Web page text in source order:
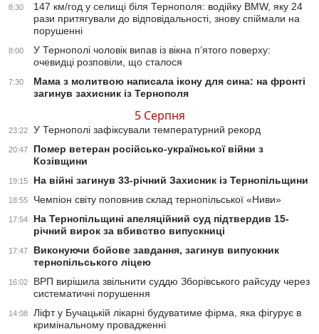
8:30
147 км/год у селищі біля Тернополя: водійку BMW, яку 24
рази притягували до відповідальності, знову спіймали на
порушенні
8:00
У Тернополі чоловік випав із вікна п’ятого поверху:
очевидці розповіли, що сталося
7:30
Мама з молитвою написала ікону для сина: на фронті
загинув захисник із Тернополя
5 Серпня
23:22 У Тернополі зафіксували температурний рекорд
20:47
Помер ветеран російсько-української війни з
Козівщини
19:15 На війні загинув 33-річний Захисник із Тернопільщини
18:55 Чемпіон світу поповнив склад тернопільської «Ниви»
17:54
На Тернопільщині апеляційний суд підтвердив 15-
річний вирок за вбивство випускниці
17:47
Виконуючи бойове завдання, загинув випускник
тернопільського ліцею
16:02
ВРП вирішила звільнити суддю Зборівського райсуду через
систематичні порушення
14:08
Ліфт у Бучацькій лікарні будуватиме фірма, яка фігурує в
кримінальному провадженні